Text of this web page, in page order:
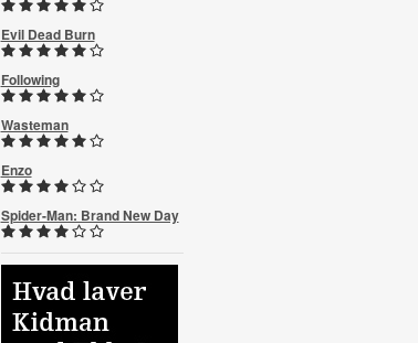
Evil Dead Burn
Following
Wasteman
Enzo
Spider-Man: Brand New Day